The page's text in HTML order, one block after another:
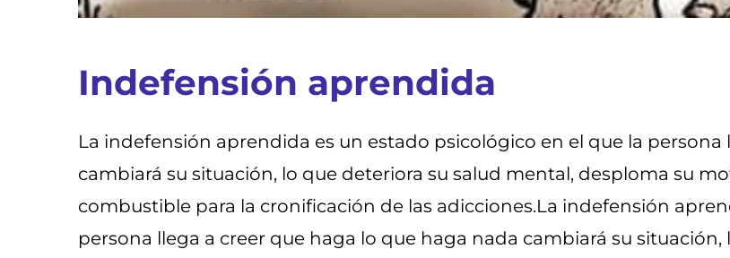
Indefensión aprendida
La indefensión aprendida es un estado psicológico en el que la
cambiará su situación, lo que deteriora su salud mental, desploma su
combustible para la cronificación de las adicciones.La indefensión
persona llega a creer que haga lo que haga nada cambiará su